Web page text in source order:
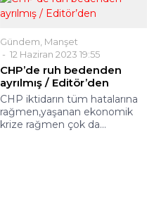
Gündem, Manşet
12 Haziran 2023 19:55
CHP’de ruh bedenden
ayrılmış / Editör’den
CHP iktidarın tüm hatalarına
rağmen,yaşanan ekonomik
krize rağmen çok da...